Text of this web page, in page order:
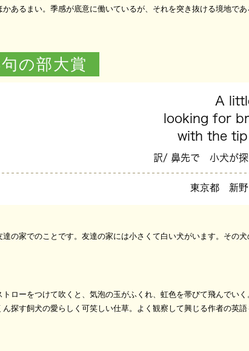
かあるまい。季感が底意に働いているが、それを突き抜ける境地であ
の部大賞
A
looking for
with the
訳/ 鼻先で 小犬が
東京都 新
達の家でのことです。友達の家には小さくて白い犬がいます。その
トローをつけて吹くと、気泡の玉がふくれ、虹色を帯びて飛んでい
ん探す飼犬の愛らしく可笑しい仕草。よく観察して興じる作者の英語